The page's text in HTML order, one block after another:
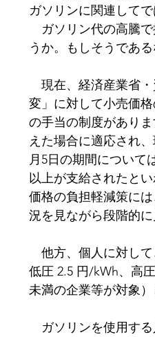
ガソリンに関連してで
ガソリン代の高騰で
うか。もしそうであ
現在、経済産業省・
変」に対して小売価
の手当の制度があり
えた場合に適応され
月5日の期間について
以上が支給されたと
価格の負担軽減策に
況を見ながら段階的
他方、個人に対して
低圧 2.5 円/kWh、高
未満の企業等が対象）
ガソリンを使用する